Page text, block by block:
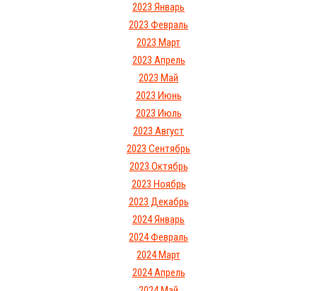
2023 Январь
2023 Февраль
2023 Март
2023 Апрель
2023 Май
2023 Июнь
2023 Июль
2023 Август
2023 Сентябрь
2023 Октябрь
2023 Ноябрь
2023 Декабрь
2024 Январь
2024 Февраль
2024 Март
2024 Апрель